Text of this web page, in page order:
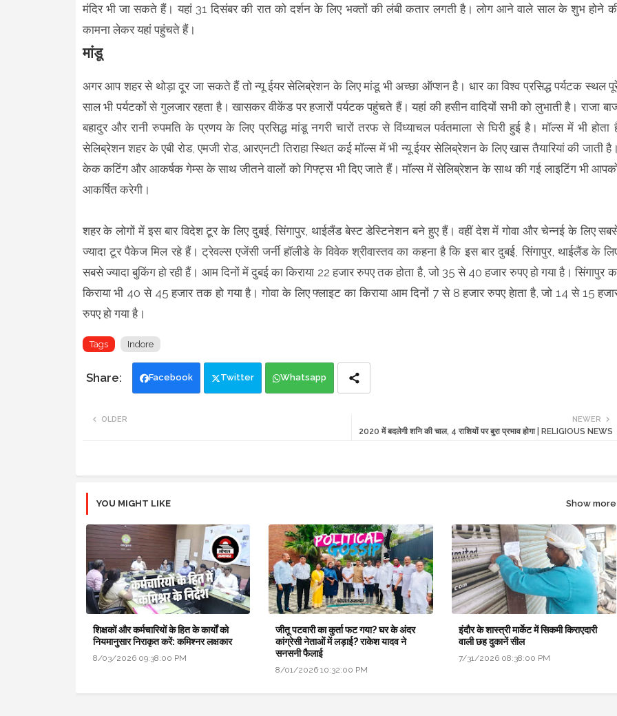
मंदिर भी जा सकते हैं। यहां 31 दिसंबर की रात को दर्शन के लिए भक्तों की लंबी कतार लगती है। लोग आने वाले साल के शुभ होने
कामना लेकर यहां पहुंचते हैं।
मांडू
अगर आप शहर से थोड़ा दूर जा सकते हैं तो न्यू ईयर सेलिब्रेशन के लिए मांडू भी अच्छा ऑप्शन है। धार का विश्व प्रसिद्ध पर्यटक स्थल
साल भी पर्यटकों से गुलजार रहता है। खासकर वीकेंड पर हजारों पर्यटक पहुंचते हैं। यहां की हसीन वादियों सभी को लुभाती है। राजा
बहादुर और रानी रुपमति के प्रणय के लिए प्रसिद्ध मांडू नगरी चारों तरफ से विंध्याचल पर्वतमाला से घिरी हुई है। मॉल्स में भी होता
सेलिब्रेशन शहर के एबी रोड, एमजी रोड, आरएनटी तिराहा स्थित कई मॉल्स में भी न्यू ईयर सेलिब्रेशन के लिए खास तैयारियां की जाती
केक कटिंग और आकर्षक गेम्स के साथ जीतने वालों को गिफ्ट्स भी दिए जाते हैं। मॉल्स में सेलिब्रेशन के साथ की गई लाइटिंग भी
आकर्षित करेगी।
शहर के लोगों में इस बार विदेश टूर के लिए दुबई, सिंगापुर, थाईलैंड बेस्ट डेस्टिनेशन बने हुए हैं। वहीं देश में गोवा और चेन्नई के लिए
ज्यादा टूर पैकेज मिल रहे हैं। ट्रेवल्स एजेंसी जर्नी हॉलीडे के विवेक श्रीवास्तव का कहना है कि इस बार दुबई, सिंगापुर, थाईलैंड के
सबसे ज्यादा बुकिंग हो रही हैं। आम दिनों में दुबई का किराया 22 हजार रुपए तक होता है, जो 35 से 40 हजार रुपए हो गया है। सिंगापुर
किराया भी 40 से 45 हजार तक हो गया है। गोवा के लिए फ्लाइट का किराया आम दिनों 7 से 8 हजार रुपए हेाता है, जो 14 से 15
रुपए हो गया है।
Tags Indore
Facebook Twitter Whatsapp
NEWER
2020 में बदलेगी शनि की चाल, 4 राशियों पर बुरा प्रभाव होगा | RELIGIOUS NEWS
OLDER
YOU MIGHT LIKE Show more
शिक्षकों और कर्मचारियों के हित के कार्यों को
नियमानुसार निराकृत करें: कमिश्नर लक्षकार
8/03/2026 09:38:00 PM
जीतू पटवारी का कुर्ता फट गया? घर के अंदर
कांग्रेसी नेताओं में लड़ाई? राकेश यादव ने
सनसनी फैलाई
8/01/2026 10:32:00 PM
इंदौर के शास्त्री मार्केट में सिकमी किराएदारी
वाली छह दुकानें सील
7/31/2026 08:38:00 PM